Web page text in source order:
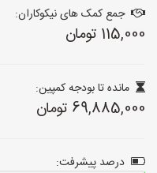
جمع کمک های نیکوکاران:
115,000 تومان
مانده تا بودجه کمپین:
69,885,000 تومان
درصد پیشرفت: